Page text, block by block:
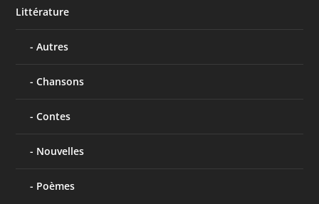
Littérature
Autres
Chansons
Contes
Nouvelles
Poèmes